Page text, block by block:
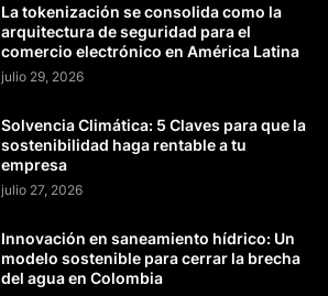
La tokenización se consolida como la
arquitectura de seguridad para el
comercio electrónico en América Latina
julio 29, 2026
Solvencia Climática: 5 Claves para que la
sostenibilidad haga rentable a tu
empresa
julio 27, 2026
Innovación en saneamiento hídrico: Un
modelo sostenible para cerrar la brecha
del agua en Colombia